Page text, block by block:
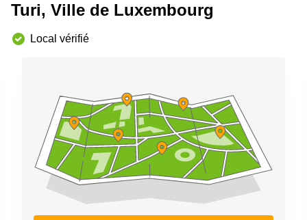
Centres
d’affaires
Sandweiler
Turi, Ville de Luxembourg
Local vérifié